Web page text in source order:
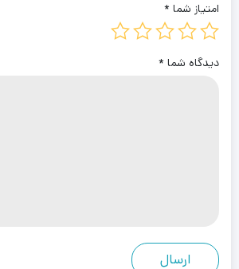
امتیاز شما *
دیدگاه شما *